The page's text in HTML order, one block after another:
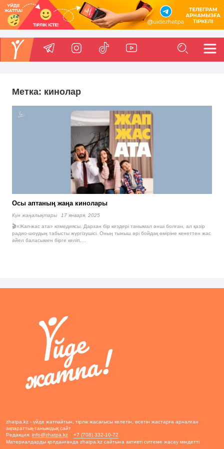
Метка: кинолар
Осы аптаның жаңа кинолары
Күн жаңалықтары
17 января, 2025
🎬«Жап-жас ата» комедиясы. Дархан бір кездері танымал әнші болған, ал қазір
радио-шоудың табысты жүргізушісі. Оның тыныш әрі бойдақ өміріне кенеттен жас
әйел баласымен бірге келіп,…
zhatpa.kz - үйде жатпайтын, тірлік жасағысы келетін, өсетін жастарға арналған
ақпараттық-танымдық сайт
Редакция: info@zhatpa.kz
+7 (708) 332-10-72
Материалдарды қолданғанда zhatpa.kz сайтына активті сілтеме жасау міндетті